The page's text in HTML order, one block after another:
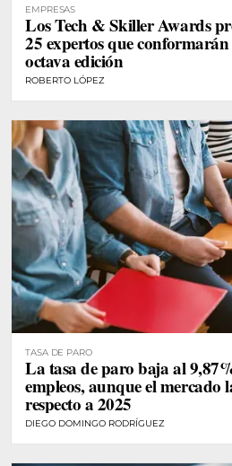
EMPRESAS
Los Tech & Skiller Awards
25 expertos que
octava edición
ROBERTO LÓPEZ
TASA DE PARO
La tasa de paro baja al
empleos, aunque el
respecto a 2025
DIEGO DOMINGO RODRÍGUEZ